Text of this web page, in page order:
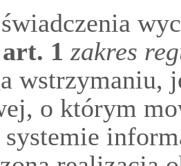
1 zakres
wstrzymaniu,
o którym
systemie